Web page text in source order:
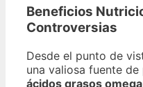
Beneficios
Controversias
Desde el punto de
una valiosa fuente de
ácidos grasos